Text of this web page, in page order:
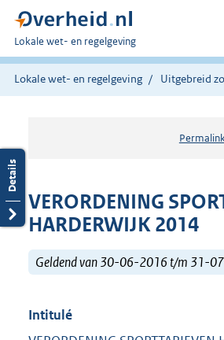
U
bent
hier:
Lokale wet- en regelgeving
Lokale wet- en regelgeving Uitgebreid
VERORDENING
HARDERWIJK 2014
Geldend van 30-06-2016 t/m 31-
Intitulé